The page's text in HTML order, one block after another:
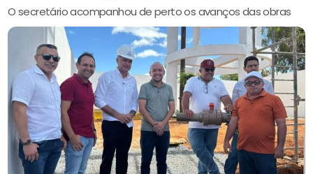
O secretário acompanhou de perto os avanços das obras